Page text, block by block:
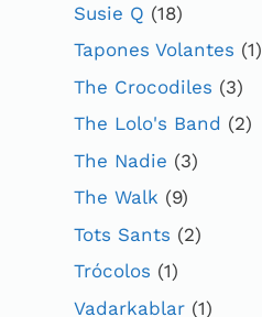
Susie Q (18)
Tapones Volantes (1)
The Crocodiles (3)
The Lolo's Band (2)
The Nadie (3)
The Walk (9)
Tots Sants (2)
Trócolos (1)
Vadarkablar (1)